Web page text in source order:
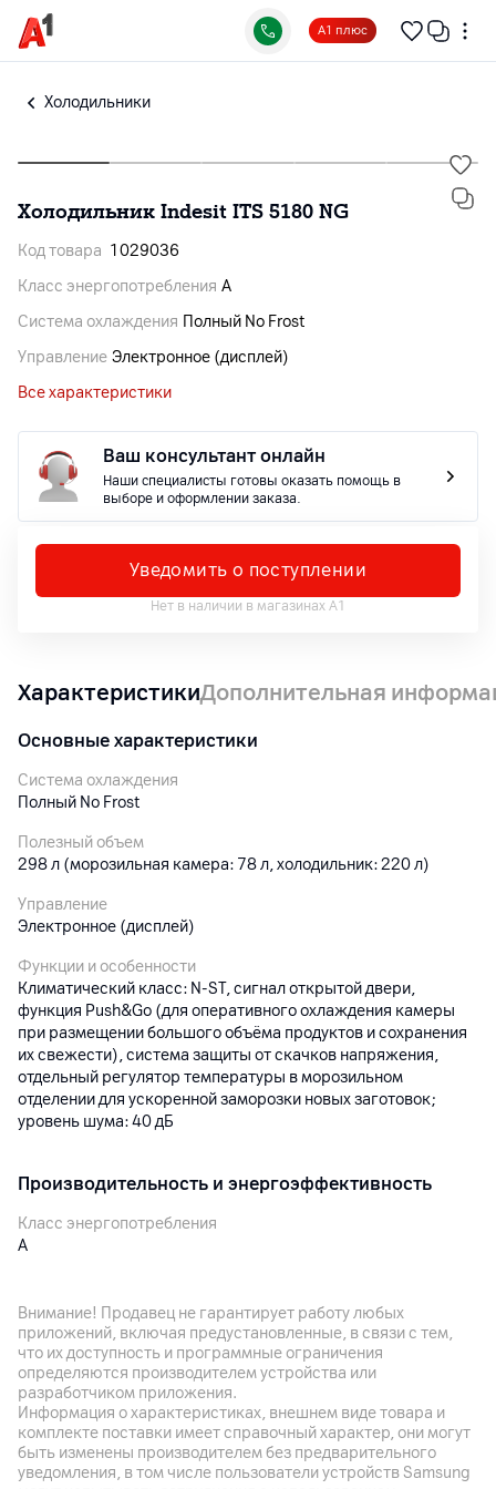
А1 плюс
Холодильники
Холодильник Indesit ITS 5180 NG
Код товара 1029036
Класс энергопотребления A
Система охлаждения Полный No Frost
Управление Электронное (дисплей)
Все характеристики
Ваш консультант онлайн
Наши специалисты готовы оказать помощь в
выборе и оформлении заказа.
Уведомить о поступлении
Нет в наличии в магазинах А1
ХарактеристикиДополнительная
Основные характеристики
Система охлаждения
Полный No Frost
Полезный объем
298 л (морозильная камера: 78 л, холодильник: 220 л)
Управление
Электронное (дисплей)
Функции и особенности
Климатический класс: N-ST, сигнал открытой двери,
функция Push&Go (для оперативного охлаждения камеры
при размещении большого объёма продуктов и сохранения
их свежести), система защиты от скачков напряжения,
отдельный регулятор температуры в морозильном
отделении для ускоренной заморозки новых заготовок;
уровень шума: 40 дБ
Производительность и энергоэффективность
Класс энергопотребления
A
364 кВт/год (годовое энергопотребление)
Корпус
Цвет
Темно-серый
Особенности конструкции
Внимание! Продавец не гарантирует работу любых
приложений, включая предустановленные, в связи с тем,
что их доступность и программные ограничения
определяются производителем устройства или
разработчиком приложения.
Информация о характеристиках, внешнем виде товара и
комплекте поставки имеет справочный характер, они могут
быть изменены производителем без предварительного
уведомления, в том числе пользователи устройств Samsung